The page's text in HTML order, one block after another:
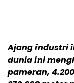
Ajang industri
dunia ini
pameran,